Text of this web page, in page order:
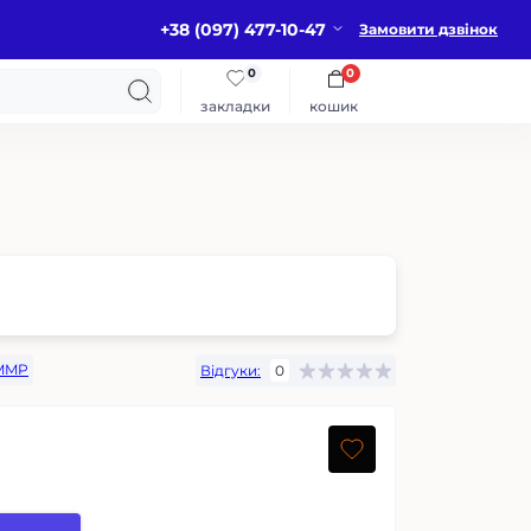
+38 (097) 477-10-47 Замовити дзвінок
закладки
0
кошик
0
Відгуки: 0